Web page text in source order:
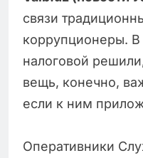
связи
коррупционеры. В
налоговой
вещь, конечно,
если к ним
Оперативники